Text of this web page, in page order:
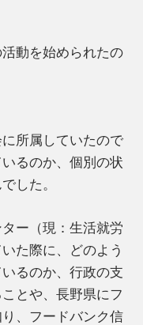
動を始められたの
所属していたので
るのか、個別の状
した。
ー（現：生活就労
た際に、どのよう
るのか、行政の支
とや、長野県にフ
、フードバンク信